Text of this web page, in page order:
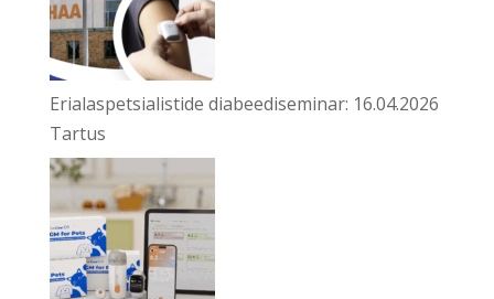
Erialaspetsialistide diabeediseminar: 16.04.2026
Tartus